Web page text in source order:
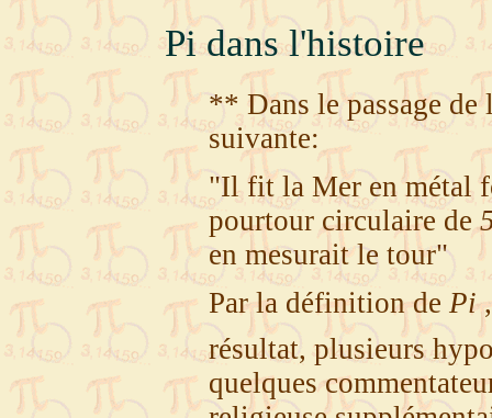
Pi dans l'histoire
** Dans le passage
suivante:
"Il fit la Mer en métal
pourtour circulaire de
en mesurait le tour"
Par la définition de Pi,
résultat, plusieurs
quelques